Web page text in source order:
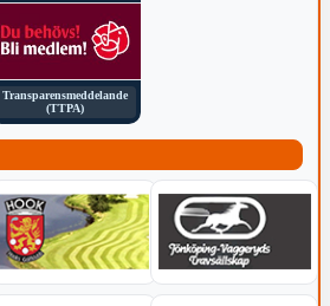
Transparensmeddelande
(TTPA)